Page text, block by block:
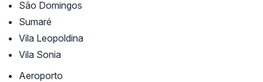
São Domingos
Sumaré
Vila Leopoldina
Vila Sonia
Aeroporto